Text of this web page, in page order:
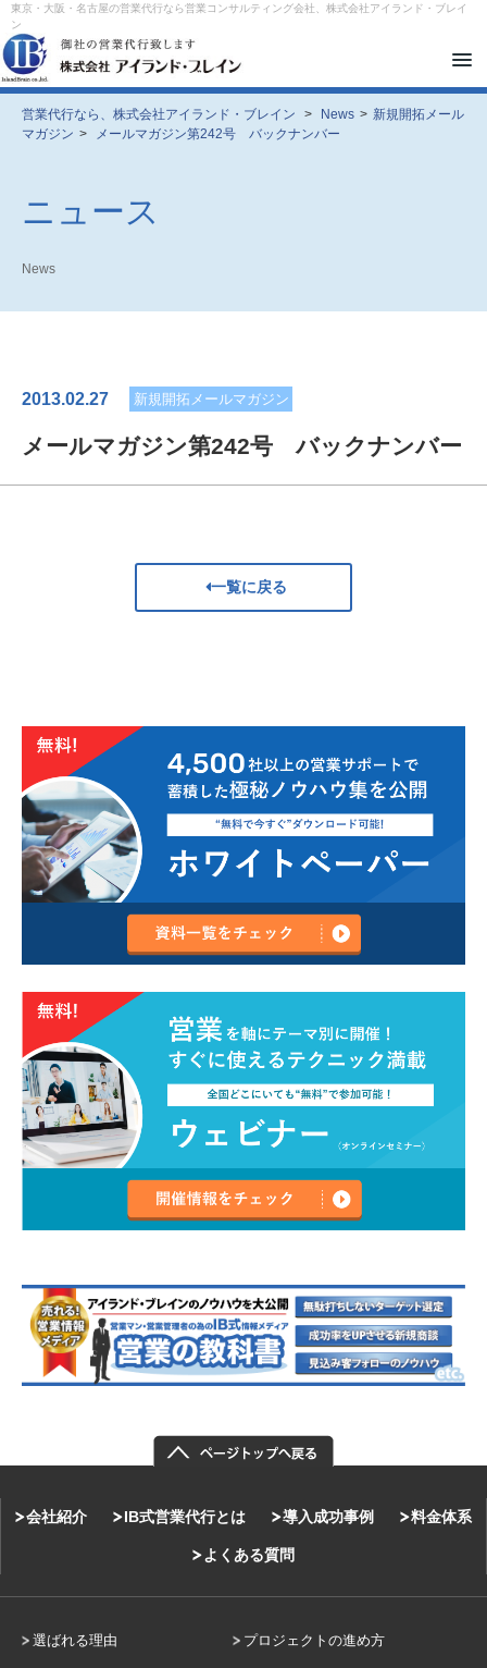
東京・大阪・名古屋の営業代行なら営業コンサルティング会社、株式会社アイランド・ブレイ
ン
メ
ュ
ー
営業代行なら、株式会社アイランド・ブレイン > News > 新規開拓メール
マガジン > メールマガジン第242号 バックナンバー
ニュース
News
2013.02.27 新規開拓メールマガジン
メールマガジン第242号 バックナンバー
一覧に戻る
会社紹介 IB式営業代行とは 導入成功事例 料金体系
よくある質問
選ばれる理由 プロジェクトの進め方